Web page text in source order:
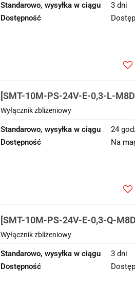
Standarowo, wysyłka w ciągu
3 dni
Dostępność
[SMT-10M-PS-24V-E-0,3-L-
zbliżeniowy
Wyłącznik zbliżeniowy
Standarowo, wysyłka w ciągu
24
Dostępność
Na
[SMT-10M-PS-24V-E-0,3-Q-
zbliżeniowy
Wyłącznik zbliżeniowy
Standarowo, wysyłka w ciągu
3 dni
Dostępność